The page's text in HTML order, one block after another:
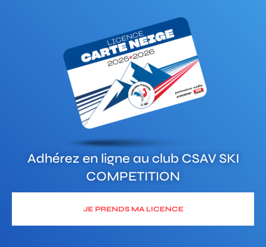
Adhérez en ligne au club CSAV SKI
COMPETITION
JE PRENDS MA LICENCE